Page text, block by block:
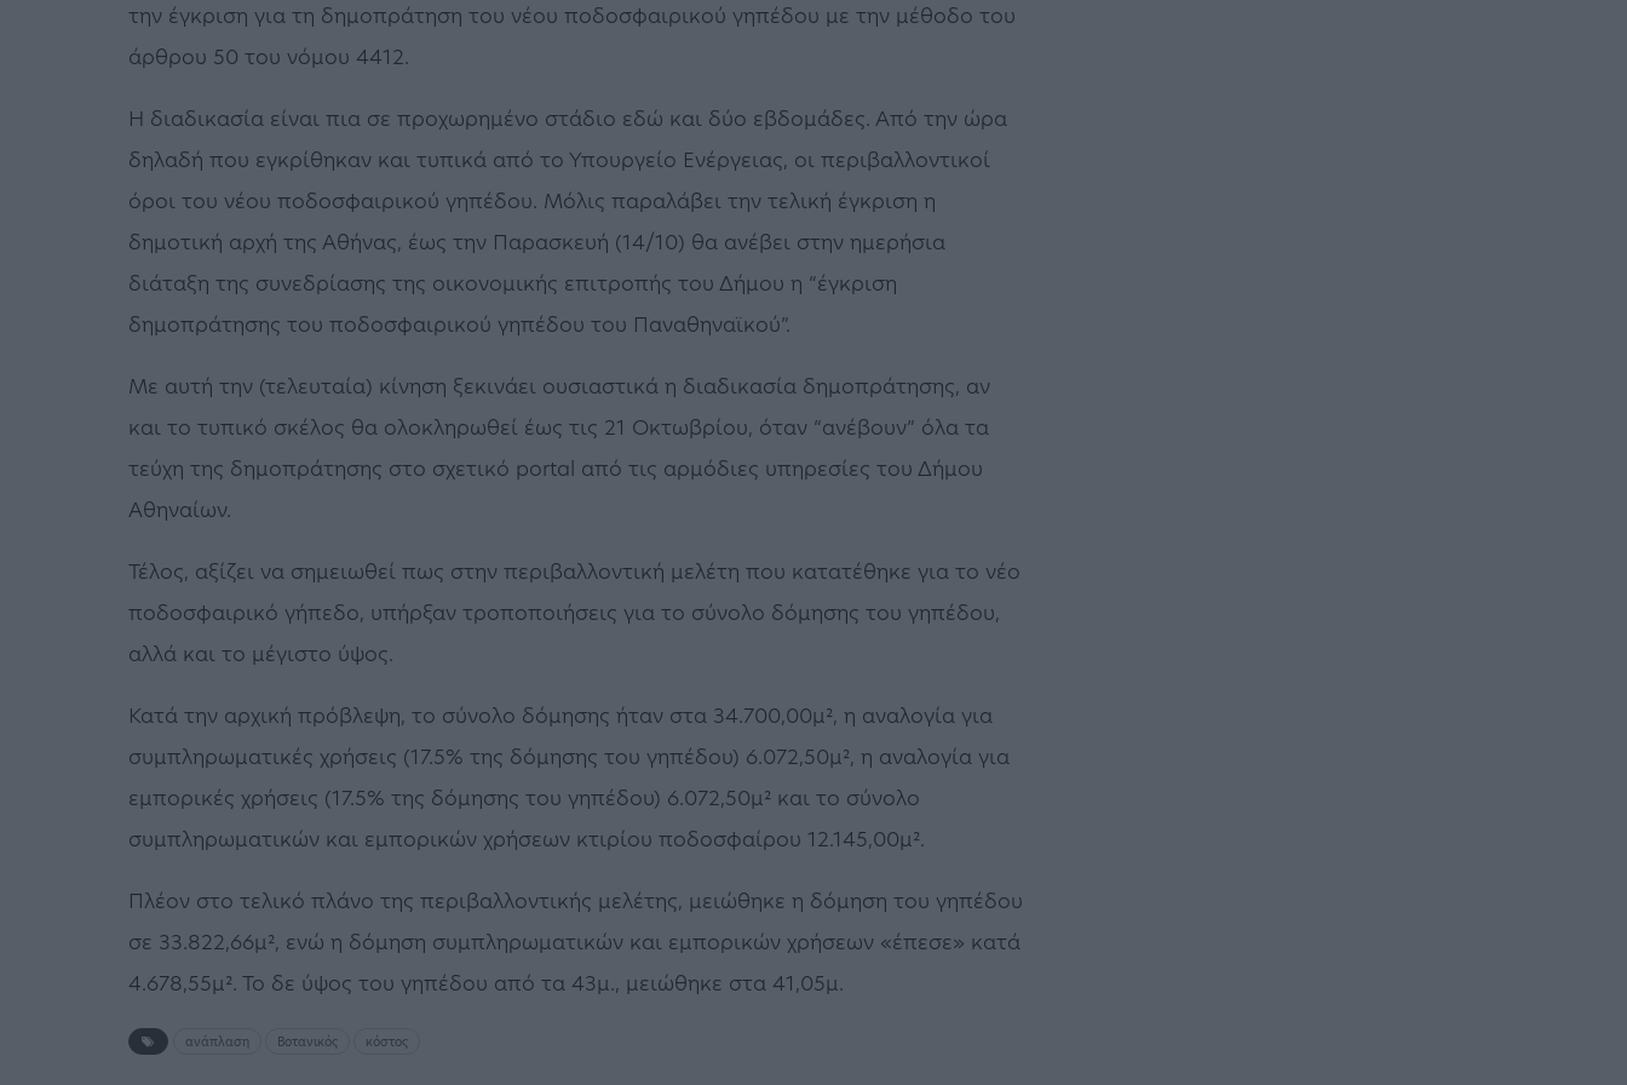
την έγκριση για τη δημοπράτηση του νέου ποδοσφαιρικού γηπέδου με την μέθοδο του
άρθρου 50 του νόμου 4412.
Η διαδικασία είναι πια σε προχωρημένο στάδιο εδώ και δύο εβδομάδες. Από την ώρα
δηλαδή που εγκρίθηκαν και τυπικά από το Υπουργείο Ενέργειας, οι περιβαλλοντικοί
όροι του νέου ποδοσφαιρικού γηπέδου. Μόλις παραλάβει την τελική έγκριση η
δημοτική αρχή της Αθήνας, έως την Παρασκευή (14/10) θα ανέβει στην ημερήσια
διάταξη της συνεδρίασης της οικονομικής επιτροπής του Δήμου η “έγκριση
δημοπράτησης του ποδοσφαιρικού γηπέδου του Παναθηναϊκού”.
Με αυτή την (τελευταία) κίνηση ξεκινάει ουσιαστικά η διαδικασία δημοπράτησης, αν
και το τυπικό σκέλος θα ολοκληρωθεί έως τις 21 Οκτωβρίου, όταν “ανέβουν” όλα τα
τεύχη της δημοπράτησης στο σχετικό portal από τις αρμόδιες υπηρεσίες του Δήμου
Αθηναίων.
Τέλος, αξίζει να σημειωθεί πως στην περιβαλλοντική μελέτη που κατατέθηκε για το νέο
ποδοσφαιρικό γήπεδο, υπήρξαν τροποποιήσεις για το σύνολο δόμησης του γηπέδου,
αλλά και το μέγιστο ύψος.
Κατά την αρχική πρόβλεψη, το σύνολο δόμησης ήταν στα 34.700,00μ², η αναλογία για
συμπληρωματικές χρήσεις (17.5% της δόμησης του γηπέδου) 6.072,50μ², η αναλογία για
εμπορικές χρήσεις (17.5% της δόμησης του γηπέδου) 6.072,50μ² και το σύνολο
συμπληρωματικών και εμπορικών χρήσεων κτιρίου ποδοσφαίρου 12.145,00μ².
Πλέον στο τελικό πλάνο της περιβαλλοντικής μελέτης, μειώθηκε η δόμηση του γηπέδου
σε 33.822,66μ², ενώ η δόμηση συμπληρωματικών και εμπορικών χρήσεων «έπεσε» κατά
4.678,55μ². Το δε ύψος του γηπέδου από τα 43μ., μειώθηκε στα 41,05μ.
ανάπλαση Βοτανικός κόστος